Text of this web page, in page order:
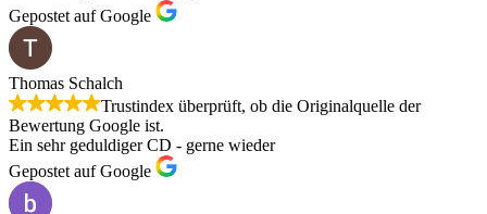
Gepostet auf Google
Thomas Schalch
Trustindex überprüft, ob die Originalquelle der
Bewertung Google ist.
Ein sehr geduldiger CD - gerne wieder
Gepostet auf Google